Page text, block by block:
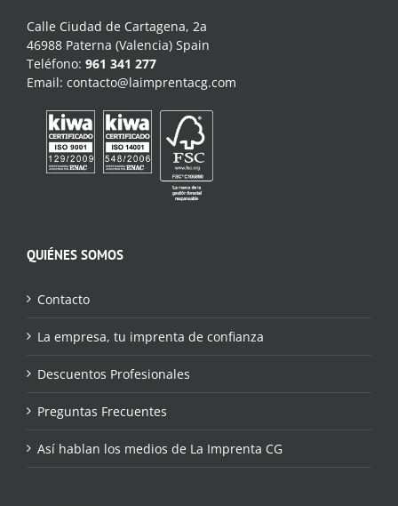
Calle Ciudad de Cartagena, 2a
46988 Paterna (Valencia) Spain
Teléfono: 961 341 277
Email: contacto@laimprentacg.com
QUIÉNES SOMOS
Contacto
La empresa, tu imprenta de confianza
Descuentos Profesionales
Preguntas Frecuentes
Así hablan los medios de La Imprenta CG